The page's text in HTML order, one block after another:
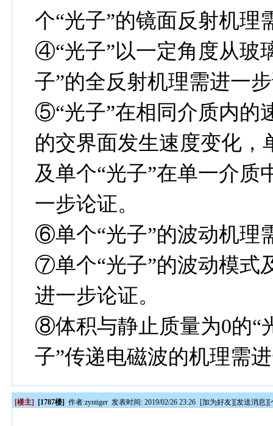
个“光子”的镜面反射机理
④“光子”以一定角度从玻
子”的全反射机理需进一
⑤“光子”在相同介质内的
的交界面发生速度变化，
及单个“光子”在单一介
一步论证。
⑥单个“光子”的波动机理
⑦单个“光子”的波动模式
进一步论证。
⑧体积与静止质量为0的“
子”传递电磁波的机理需
[楼主] [1787楼] 作者:zyntiger 发表时间: 2019/02/26 23:26 [加为好友][发送消息][